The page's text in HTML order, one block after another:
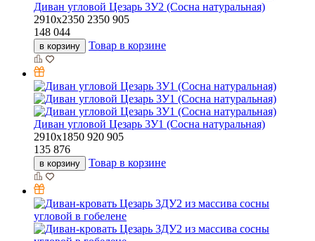
Диван угловой Цезарь 3У2 (Сосна натуральная)
2910х2350 2350 905
148 044
в корзину Товар в корзине
Диван угловой Цезарь 3У1 (Сосна натуральная)
2910х1850 920 905
135 876
в корзину Товар в корзине